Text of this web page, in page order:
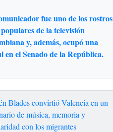
fue uno de los rostros
de la televisión
y, además, ocupó una
en el Senado de la República.
Blades convirtió Valencia en un
de música, memoria y
con los migrantes